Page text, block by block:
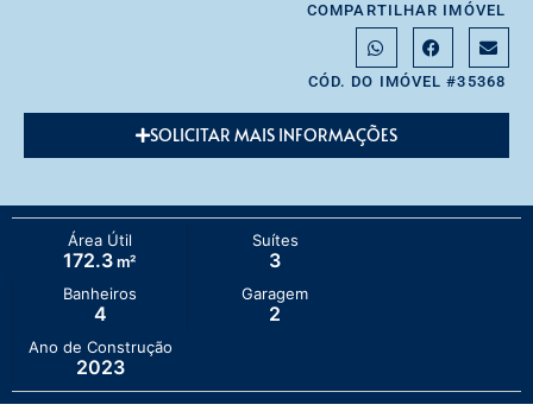
COMPARTILHAR IMÓVEL
CÓD. DO IMÓVEL #35368
SOLICITAR MAIS INFORMAÇÕES
Área Útil
172.3 m²
Suítes
3
Banheiros
4
Garagem
2
Ano de Construção
2023